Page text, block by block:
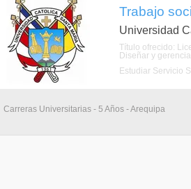
Trabajo
Universidad
Título ofrecido:
Diseñar y
Estudiar Servicio
Carreras Universitarias - 5 Años - Arequipa